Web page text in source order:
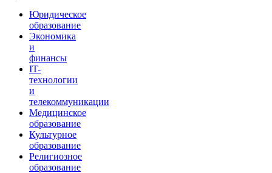
Юридическое
образование
Экономика
и
финансы
IT-
технологии
и
телекоммуникации
Медицинское
образование
Культурное
образование
Религиозное
образование